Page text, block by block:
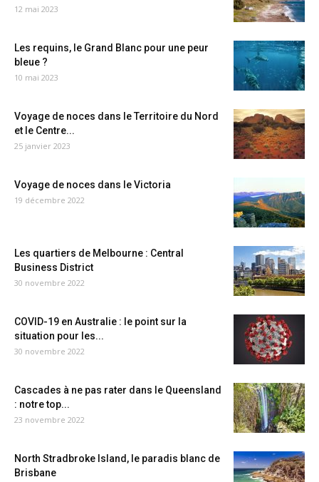
12 mai 2023
Les requins, le Grand Blanc pour une peur
bleue ?
10 mai 2023
Voyage de noces dans le Territoire du Nord
et le Centre...
25 janvier 2023
Voyage de noces dans le Victoria
19 décembre 2022
Les quartiers de Melbourne : Central
Business District
30 novembre 2022
COVID-19 en Australie : le point sur la
situation pour les...
30 novembre 2022
Cascades à ne pas rater dans le Queensland
: notre top...
23 novembre 2022
North Stradbroke Island, le paradis blanc de
Brisbane